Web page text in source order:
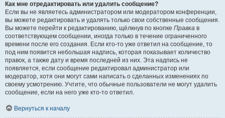
Как мне отредактировать или удалить сообщение?
Если вы не являетесь администратором или модератором конференции,
вы можете редактировать и удалять только свои собственные сообщения.
Вы можете перейти к редактированию, щёлкнув по кнопке Правка в
соответствующем сообщении, иногда только в течение ограниченного
времени после его создания. Если кто-то уже ответил на сообщение, то
под ним появится небольшая надпись, которая показывает количество
правок, а также дату и время последней из них. Эта надпись не
появляется, если сообщение редактировал администратор или
модератор, хотя они могут сами написать о сделанных изменениях по
своему усмотрению. Учтите, что обычные пользователи не могут удалить
сообщение, если на него уже кто-то ответил.
Вернуться к началу